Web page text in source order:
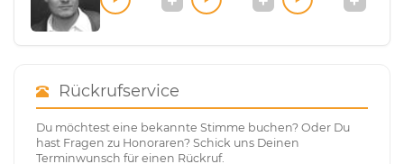
Rückrufservice
Du möchtest eine bekannte Stimme buchen? Oder Du
hast Fragen zu Honoraren? Schick uns Deinen
Terminwunsch für einen Rückruf.